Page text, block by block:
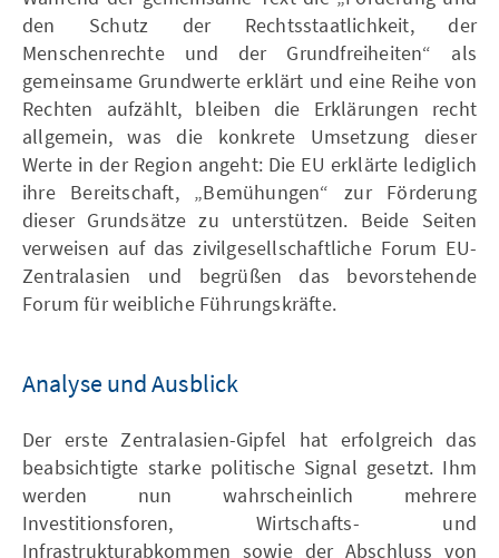
den Schutz der Rechtsstaatlichkeit, der
Menschenrechte und der Grundfreiheiten“ als
gemeinsame Grundwerte erklärt und eine Reihe von
Rechten aufzählt, bleiben die Erklärungen recht
allgemein, was die konkrete Umsetzung dieser
Werte in der Region angeht: Die EU erklärte lediglich
ihre Bereitschaft, „Bemühungen“ zur Förderung
dieser Grundsätze zu unterstützen. Beide Seiten
verweisen auf das zivilgesellschaftliche Forum EU-
Zentralasien und begrüßen das bevorstehende
Forum für weibliche Führungskräfte.
Analyse und Ausblick
Der erste Zentralasien-Gipfel hat erfolgreich das
beabsichtigte starke politische Signal gesetzt. Ihm
werden nun wahrscheinlich mehrere
Investitionsforen, Wirtschafts- und
Infrastrukturabkommen sowie der Abschluss von